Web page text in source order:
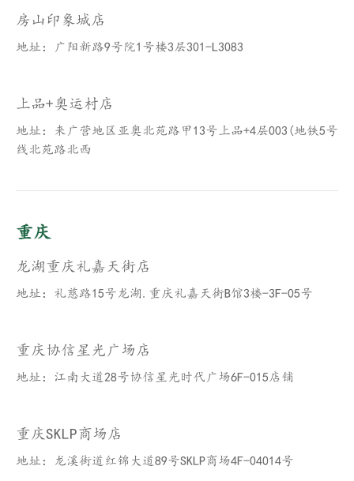
房山印象城店
地址：广阳新路9号院1号楼3层301-L3083
上品+奥运村店
地址：来广营地区亚奥北苑路甲13号上品+4层003(地铁5号
线北苑路北西
重庆
龙湖重庆礼嘉天街店
地址：礼慈路15号龙湖.重庆礼嘉天街B馆3楼-3F-05号
重庆协信星光广场店
地址：江南大道28号协信星光时代广场6F-015店铺
重庆SKLP商场店
地址：龙溪街道红锦大道89号SKLP商场4F-04014号